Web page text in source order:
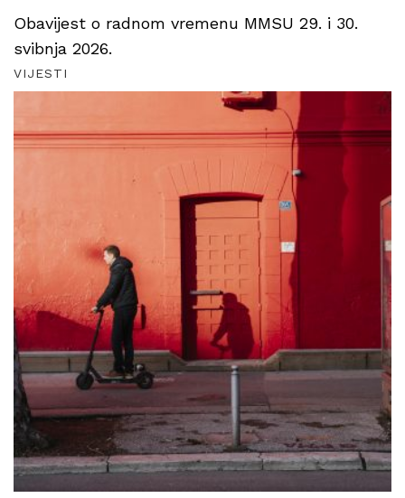
Obavijest o radnom vremenu MMSU 29. i 30.
svibnja 2026.
VIJESTI